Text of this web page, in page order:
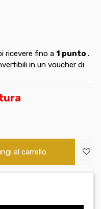
ricevere fino a 1 punto .
in un voucher di:
al carrello